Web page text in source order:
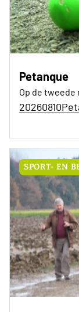
Petanque
Op de tweede
SPORT- EN